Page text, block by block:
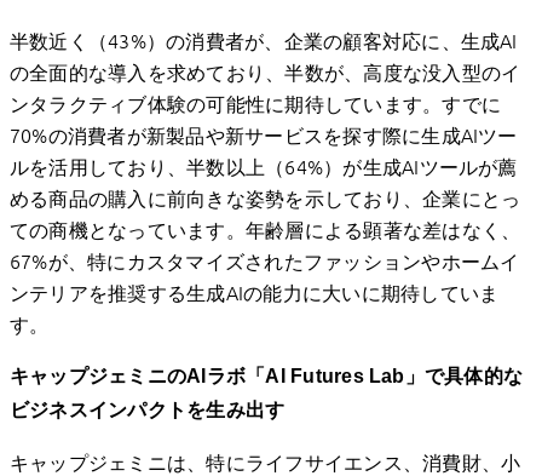
半数近く（43%）の消費者が、企業の顧客対応に、生成AI
の全面的な導入を求めており、半数が、高度な没入型のイ
ンタラクティブ体験の可能性に期待しています。すでに
70%の消費者が新製品や新サービスを探す際に生成AIツー
ルを活用しており、半数以上（64%）が生成AIツールが薦
める商品の購入に前向きな姿勢を示しており、企業にとっ
ての商機となっています。年齢層による顕著な差はなく、
67%が、特にカスタマイズされたファッションやホームイ
ンテリアを推奨する生成AIの能力に大いに期待していま
す。
キャップジェミニのAIラボ「AI Futures Lab」で具体的な
ビジネスインパクトを生み出す
キャップジェミニは、特にライフサイエンス、消費財、小